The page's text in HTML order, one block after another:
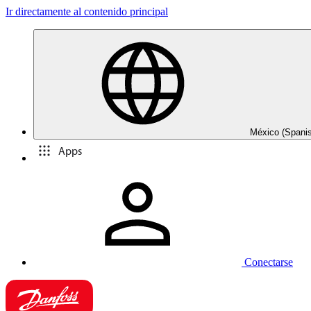
Ir directamente al contenido principal
México
Apps
Conectarse